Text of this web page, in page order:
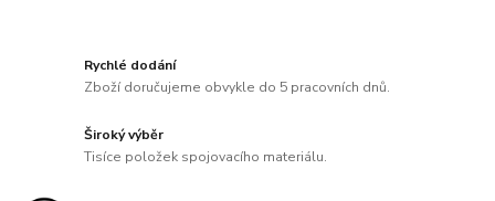
Rychlé dodání
Zboží doručujeme obvykle do 5 pracovních dnů.
Široký výběr
Tisíce položek spojovacího materiálu.